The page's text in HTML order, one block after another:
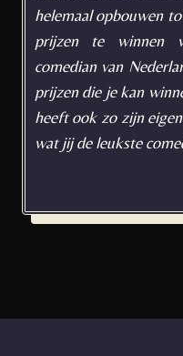
helemaal opbouwen
prijzen te winnen
comedian van
prijzen die je kan
heeft ook zo zijn
wat jij de leukste